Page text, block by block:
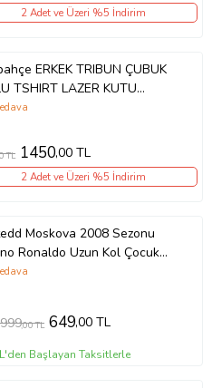
2 Adet ve Üzeri %5 İndirim
ERKEK TRIBUN ÇUBUK
TSHIRT LAZER KUTU
(Lacivert-Kahverengi)
TL 1450,00 TL
2 Adet ve Üzeri %5 İndirim
Moskova 2008 Sezonu
Ronaldo Uzun Kol Çocuk
4'lü Set (ARMALI) (Kırmızı)
999,00 TL 649,00 TL
Başlayan Taksitlerle